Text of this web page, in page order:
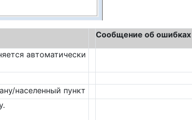
Сообщение об ошибках
автоматически
населенный пункт